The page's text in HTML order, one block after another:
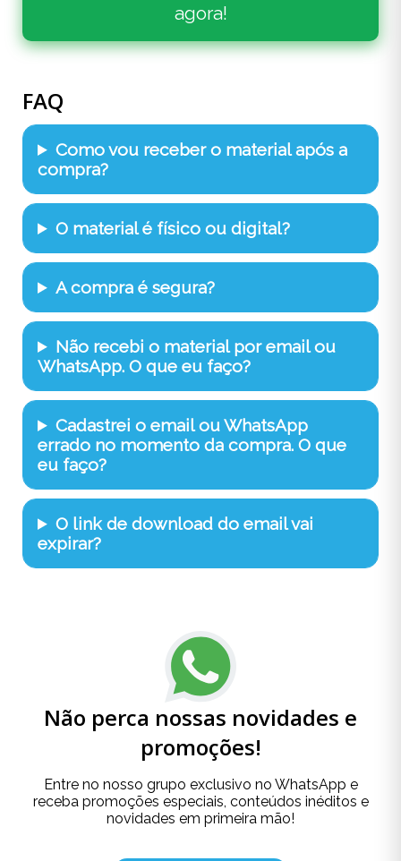
agora!
FAQ
Como vou receber o material após a
compra?
O material é físico ou digital?
A compra é segura?
Não recebi o material por email ou
WhatsApp. O que eu faço?
Cadastrei o email ou WhatsApp
errado no momento da compra. O que
eu faço?
O link de download do email vai
expirar?
Não perca nossas novidades e
promoções!
Entre no nosso grupo exclusivo no WhatsApp e
receba promoções especiais, conteúdos inéditos e
novidades em primeira mão!